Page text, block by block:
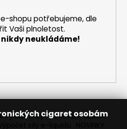
cigaret osobám
shopu potřebujeme, dle
Vaši plnoletost.
neukládáme!
podmínky Sledování zásilek